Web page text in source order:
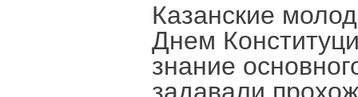
Казанские
Днем
знание